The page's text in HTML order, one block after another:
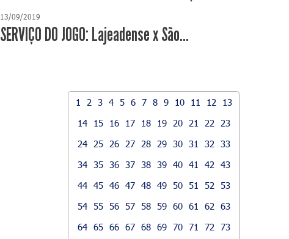
13/09/2019
SERVIÇO DO JOGO: Lajeadense x São...
1 2 3 4 5 6 7 8 9 10 11 12
13
14
15 16 17 18 19 20 21 22
23
24
25 26 27 28 29 30 31 32
33
34 35 36 37 38 39 40 41 42
43
44 45 46 47 48 49 50 51 52
53
54 55 56 57 58 59 60 61 62
63
64 65 66 67 68 69 70 71 72
73